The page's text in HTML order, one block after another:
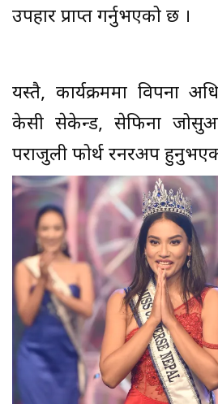
उपहार प्राप्त गर्नुभएको छ ।
यस्तै, कार्यक्रममा विपना
केसी सेकेन्ड, सेफिना जोसुआ
पराजुली फोर्थ रनरअप